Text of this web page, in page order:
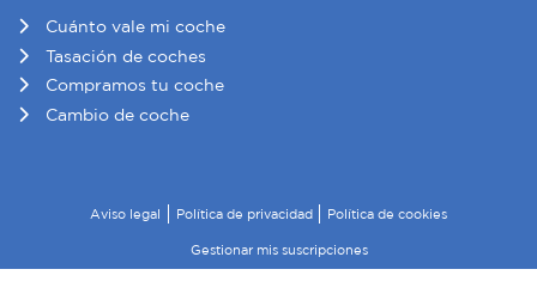
Cuánto vale mi coche
Tasación de coches
Compramos tu coche
Cambio de coche
Aviso legal Política de privacidad Política de cookies
Gestionar mis suscripciones